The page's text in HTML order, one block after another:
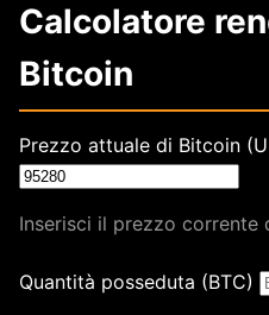
Calcolatore
Bitcoin
Prezzo attuale di Bitcoin
Inserisci il prezzo corrente
Quantità posseduta (BTC)